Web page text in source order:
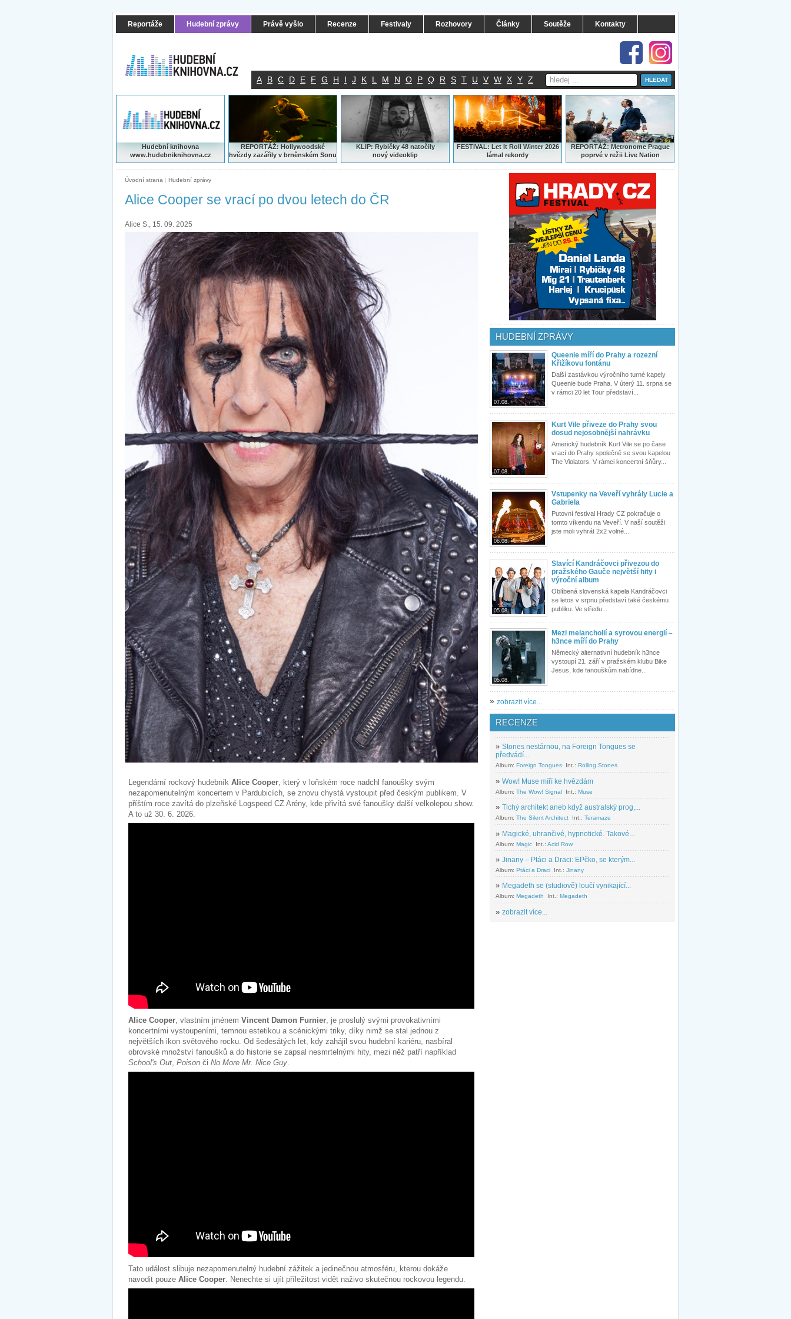
Reportáže Hudební zprávy Právě vyšlo Recenze Festivaly Rozhovory Články Soutěže Kontakty
A B C D E F G H I J K L M N O P Q R S T U V W X Y Z
Hudební knihovna
www.hudebniknihovna.cz
REPORTÁŽ: Hollywoodské
hvězdy zazářily v brněnském Sonu
KLIP: Rybičky 48 natočily
nový videoklip
FESTIVAL: Let It Roll Winter 2026
lámal rekordy
REPORTÁŽ:Metronome Prague
poprvé v režii Live Nation
Úvodní strana | Hudební zprávy
Alice Cooper se vrací po dvou letech do ČR
Alice S., 15. 09. 2025
Legendární rockový hudebník Alice Cooper , který v loňském roce nadchl fanoušky svým
nezapomenutelným koncertem v Pardubicích, se znovu chystá vystoupit před českým publikem. V
příštím roce zavítá do plzeňské Logspeed CZ Arény, kde přivítá své fanoušky další velkolepou show.
A to už 30. 6. 2026.
Alice Cooper , vlastním jménem Vincent Damon Furnier , je proslulý svými provokativními
koncertními vystoupeními, temnou estetikou a scénickými triky, díky nimž se stal jednou z
největších ikon světového rocku. Od šedesátých let, kdy zahájil svou hudební kariéru, nasbíral
obrovské množství fanoušků a do historie se zapsal nesmrtelnými hity, mezi něž patří například
School's Out Poison či No More Mr. Nice Guy
Tato událost slibuje nezapomenutelný hudební zážitek a jedinečnou atmosféru, kterou dokáže
navodit pouze Alice Cooper . Nenechte si ujít příležitost vidět naživo skutečnou rockovou legendu.
HUDEBNÍ ZPRÁVY
07.08.
Queenie míří do Prahy a rozezní
Křižíkovu fontánu
Další zastávkou výročního turné kapely
Queenie bude Praha. V úterý 11. srpna se
v rámci 20 let Tour představí...
07.08.
Kurt Vile přiveze do Prahy svou
dosud nejosobnější nahrávku
Americký hudebník Kurt Vile se po čase
vrací do Prahy společně se svou kapelou
The Violators. V rámci koncertní šňůry...
06.08.
Vstupenky na Veveří vyhrály Lucie a
Gabriela
Putovní festival Hrady CZ pokračuje o
tomto víkendu na Veveří. V naší soutěži
jste moli vyhrát 2x2 volné...
05.08.
Slavící Kandráčovci přivezou do
pražského Gauče největší hity i
výroční album
Oblíbená slovenská kapela Kandráčovci
se letos v srpnu představí také českému
publiku. Ve středu...
05.08.
Mezi melancholií a syrovou energií –
h3nce míří do Prahy
Německý alternativní hudebník h3nce
vystoupí 21. září v pražském klubu Bike
Jesus, kde fanouškům nabídne...
» zobrazit více...
RECENZE
» Stones nestárnou, na Foreign Tongues se
předvádí...
Album: Foreign Tongues Int.: Rolling Stones
» Wow! Muse míří ke hvězdám
Album: The Wow! Signal Int.: Muse
» Tichý architekt aneb když australský prog,...
Album: The Silent Architect Int.: Teramaze
» Magické, uhrančivé, hypnotické. Takové...
Album: Magic Int.: Acid Row
» Jinany – Ptáci a Draci: EPčko, se kterým...
Album: Ptáci a Draci Int.: Jinany
» Megadeth se (studiově) loučí vynikající...
Album: Megadeth Int.: Megadeth
» zobrazit více...